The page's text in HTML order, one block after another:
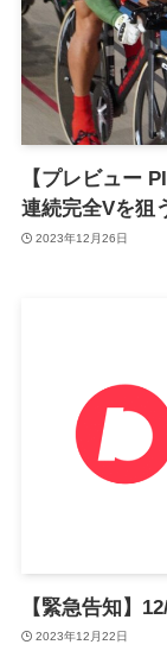
【プレビュー
連続完全Vを狙
2023年12月26日
【緊急告知】
2023年12月22日